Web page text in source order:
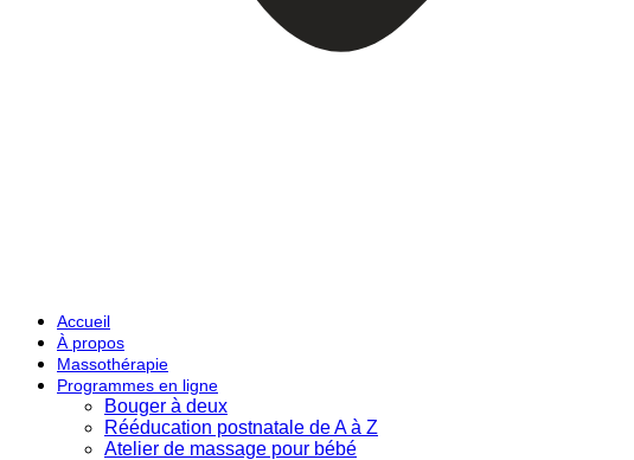
Accueil
À propos
Massothérapie
Programmes en ligne
Bouger à deux
Rééducation postnatale de A à Z
Atelier de massage pour bébé